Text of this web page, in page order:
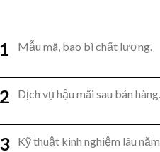
Mẫu mã, bao bì chất lượng.
Dịch vụ hậu mãi sau bán hàng.
Kỹ thuật kinh nghiệm lâu năm.